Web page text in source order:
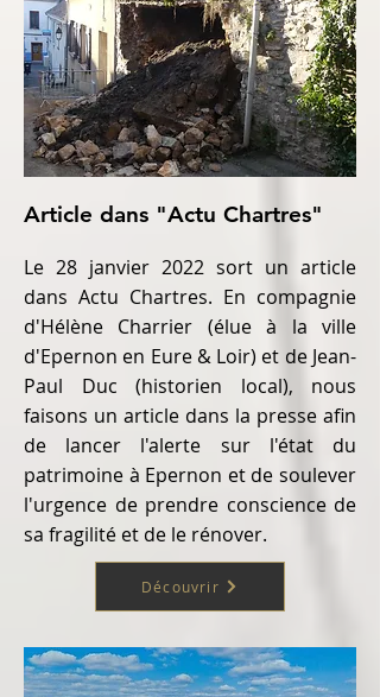
Article dans "Actu Chartres"
Le 28 janvier 2022 sort un article
dans Actu Chartres. En compagnie
d'Hélène Charrier (élue à la ville
d'Epernon en Eure & Loir) et de Jean-
Paul Duc (historien local), nous
faisons un article dans la presse afin
de lancer l'alerte sur l'état du
patrimoine à Epernon et de soulever
l'urgence de prendre conscience de
sa fragilité et de le rénover.
Découvrir